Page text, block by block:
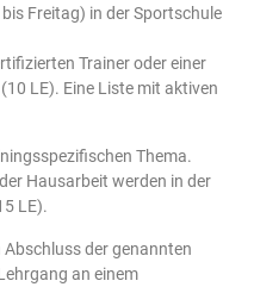
Freitag) in der Sportschule
Trainer oder einer
LE). Eine Liste mit aktiven
Thema.
Hausarbeit werden in der
LE).
der genannten
an einem